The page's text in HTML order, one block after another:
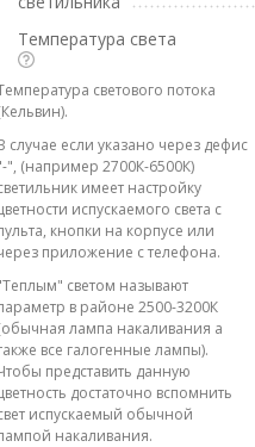
Температура света
светового потока
случае если указано через дефис
", (например 2700К-6500К)
имеет настройку
испускаемого света с
кнопки на корпусе или
приложение с телефона.
светом называют
в районе 2500-3200К
лампа накаливания а
все галогенные лампы).
представить данную
достаточно вспомнить
испускаемый обычной
накаливания.